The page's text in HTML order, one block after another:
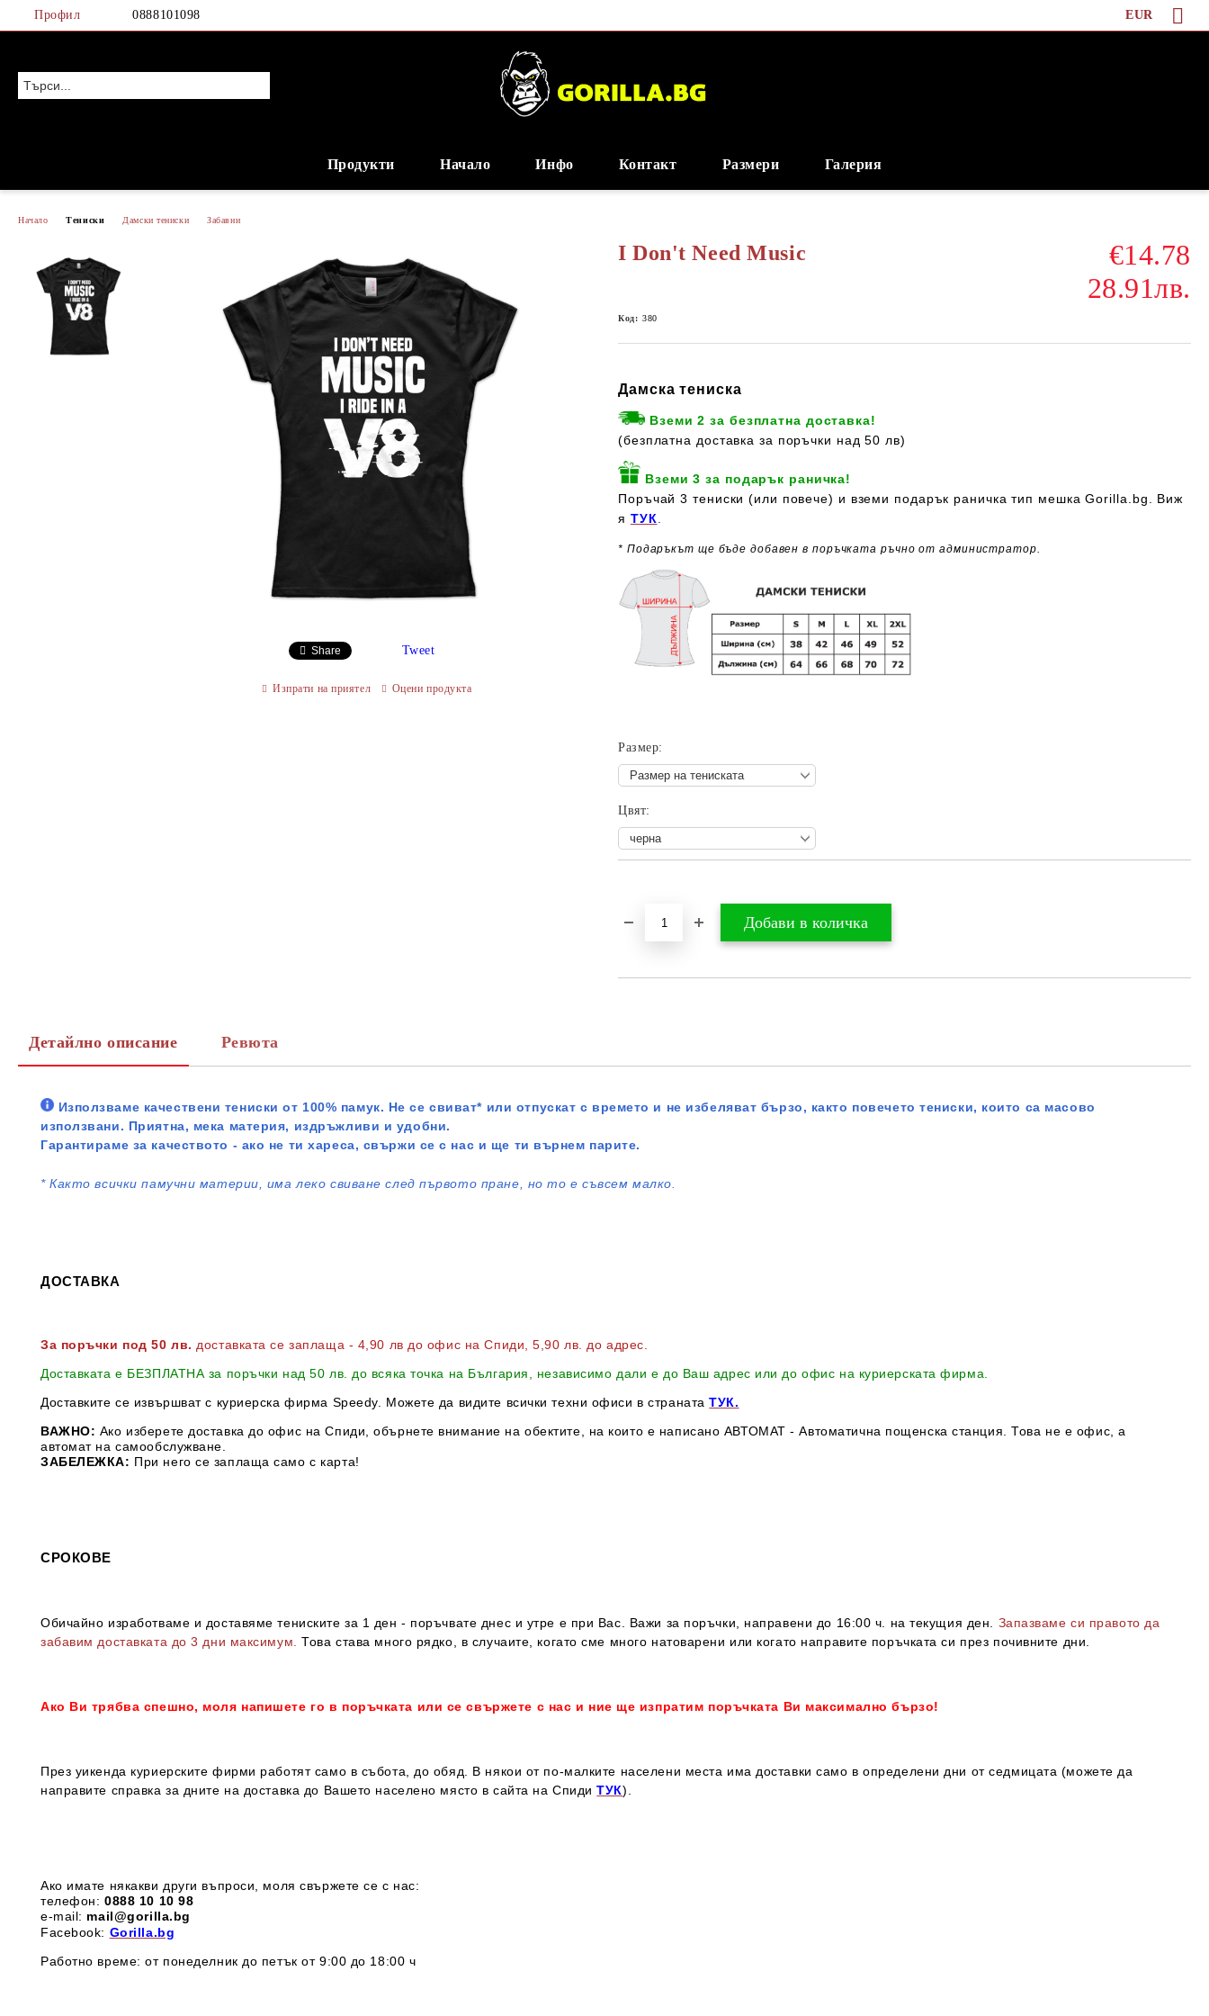
Профил 0888101098 EUR
Продукти Начало Инфо Контакт Размери Галерия
Начало Тениски Дамски тениски Забавни
I Don't Need Music
€14.78
28.91лв.
Код: 380
Дамска тениска
Вземи 2 за безплатна доставка!
(безплатна доставка за поръчки над 50 лв)
Вземи 3 за подарък раничка!
Поръчай 3 тениски (или повече) и вземи подарък раничка тип мешка Gorilla.bg. Виж
я ТУК
* Подаръкът ще бъде добавен в поръчката ръчно от администратор.
Размер:
Цвят:
Share Tweet
Изпрати на приятел Оцени продукта
Детайлно описание Ревюта
Използваме качествени тениски от 100% памук. Не се свиват* или отпускат с времето и не избеляват бързо, както повечето тениски, които са масово
използвани. Приятна, мека материя, издръжливи и удобни.
Гарантираме за качеството - ако не ти хареса, свържи се с нас и ще ти върнем парите.
*Както всички памучни материи, има леко свиване след първото пране, но то е съвсем малко.
ДОСТАВКА
За поръчки под 50 лв. доставката се заплаща - 4,90 лв до офис на Спиди , 5,90 лв. до адрес
Доставката е БЕЗПЛАТНА за поръчки над 50 лв. до всяка точка на България, независимо дали е до Ваш адрес или до офис на куриерската фирма.
Доставките се извършват с куриерска фирма Speedy. Можете да видите всички техни офиси в страната ТУК.
ВАЖНО: Ако изберете доставка до офис на Спиди, обърнете внимание на обектите, на които е написано АВТОМАТ - Автоматична пощенска станция. Това не е офис, а
автомат на самообслужване.
ЗАБЕЛЕЖКА: При него се заплаща само с карта!
СРОКОВЕ
Обичайно изработваме и доставяме тениските за 1 ден - поръчвате днес и утре е при Вас. Важи за поръчки, направени до 16:00 ч. на текущия ден. Запазваме си правото да
забавим доставката до 3 дни максимум.
Това става много рядко, в случаите, когато сме много натоварени или когато направите поръчката си през почивните дни.
Ако Ви трябва спешно, моля напишете го в поръчката или се свържете с нас и ние ще изпратим поръчката Ви максимално бързо!
През уикенда куриерските фирми работят само в събота, до обяд. В някои от по-малките населени места има доставки само в определени дни от седмицата (можете да
направите справка за дните на доставка до Вашето населено място в сайта на СпидиТУК).
Ако имате някакви други въпроси, моля свържете се с нас:
телефон:0888 10 10 98
e-mail: mail@gorilla.bg
Facebook: Gorilla.bg
Работно време: от понеделник до петък от 9:00 до 18:00 ч